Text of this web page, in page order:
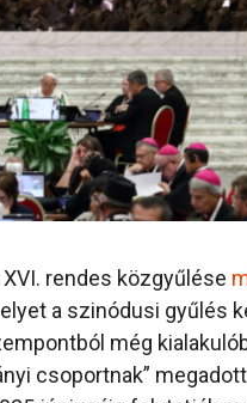
rendes közgyűlése
a szinódusi gyűlés
még
csoportnak”